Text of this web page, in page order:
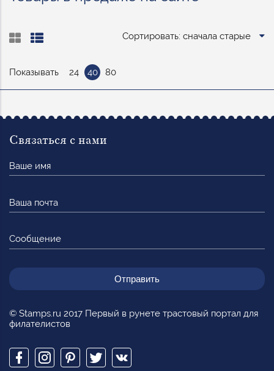
Сортировать: сначала старые
Показывать 24 40 80
© Stamps.ru 2017 Первый в рунете трастовый портал для
филателистов
Связаться с нами
имя
почта
Сообщение